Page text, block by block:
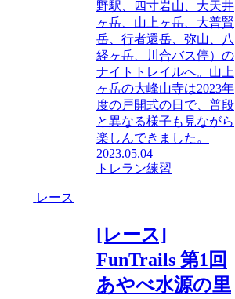
野駅、四寸岩山、大天井
ヶ岳、山上ヶ岳、大普賢
岳、行者還岳、弥山、八
経ヶ岳、川合バス停）の
ナイトトレイルへ。山上
ヶ岳の大峰山寺は2023年
度の戸開式の日で、普段
と異なる様子も見ながら
楽しんできました。
2023.05.04
トレラン練習
レース
[レース]
FunTrails 第1回
あやべ水源の里